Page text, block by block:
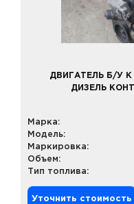
ДВИГАТЕЛЬ Б/У К
ДИЗЕЛЬ
Марка:
Модель:
Маркировка:
Объем:
Тип топлива:
Уточнить стоимость